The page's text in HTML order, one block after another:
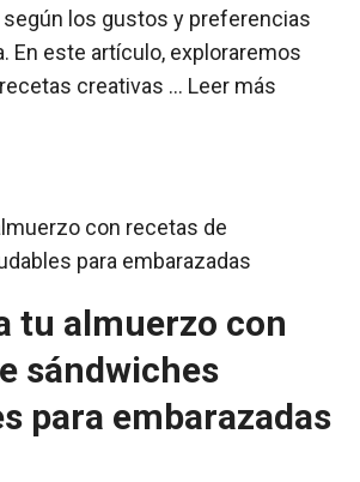
los gustos y preferencias
En este artículo, exploraremos
creativas … Leer más
tu almuerzo con
sándwiches
para embarazadas